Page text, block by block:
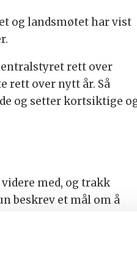
og landsmøtet har vist
rett over
rett over nytt år. Så
og setter kortsiktige
med, og trakk
beskrev et mål om å
riktige